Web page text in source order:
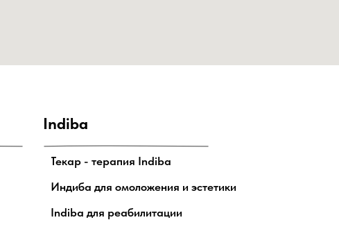
Indiba
Текар - терапия Indiba
Индиба для омоложения и эстетики
Indiba для реабилитации